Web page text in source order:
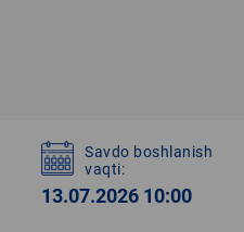
Savdo boshlanish
vaqti:
13.07.2026 10:00